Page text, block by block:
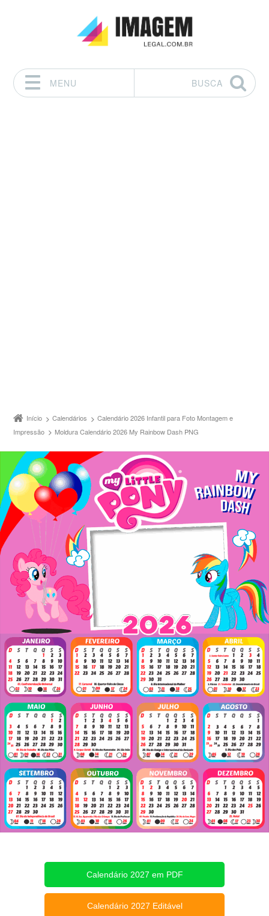
MENU
BUSCA
Início Calendários
Calendário 2026 Infantil para Foto Montagem e
Impressão
Moldura Calendário 2026 My Rainbow Dash PNG
Calendário 2027 em PDF
Calendário 2027 Editável